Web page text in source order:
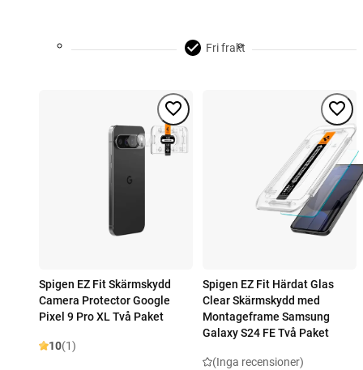
Fri frakt
Spigen EZ Fit Skärmskydd
Camera Protector Google
Pixel 9 Pro XL Två Paket
10(1)
Spigen EZ Fit Härdat Glas
Clear Skärmskydd med
Montageframe Samsung
Galaxy S24 FE Två Paket
(Inga recensioner)